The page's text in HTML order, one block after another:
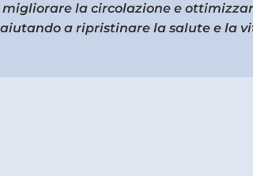
la circolazione e
a ripristinare la salute e la